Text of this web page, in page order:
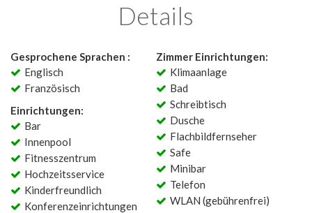
Details
Gesprochene Sprachen :
Englisch
Französisch
Einrichtungen:
Bar
Innenpool
Fitnesszentrum
Hochzeitsservice
Kinderfreundlich
Konferenzeinrichtungen
Zimmer Einrichtungen:
Klimaanlage
Bad
Schreibtisch
Dusche
Flachbildfernseher
Safe
Minibar
Telefon
WLAN (gebührenfrei)